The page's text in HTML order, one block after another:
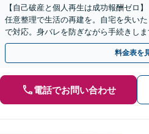
【自己破産と個人再生は成功報酬ゼロ
任意整理で生活の再建を。自宅を失い
で対応。身バレを防ぎながら手続きし
【法人破産対応可】
料金表を
電話でお問い合わせ